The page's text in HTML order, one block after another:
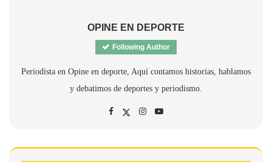
OPINE EN DEPORTE
Following Author
Periodista en Opine en deporte, Aquí contamos historias, hablamos
y debatimos de deportes y periodismo.